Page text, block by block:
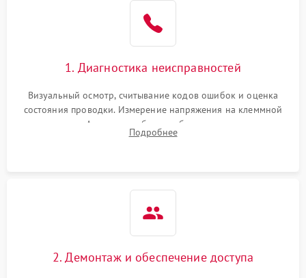
1. Диагностика неисправностей
Визуальный осмотр, считывание кодов ошибок и оценка
состояния проводки. Измерение напряжения на клеммной
колодке. Анализ жалоб на проблемы с нагревом,
конвекцией, панелью управления или блокировкой дверцы.
Подробнее
2. Демонтаж и обеспечение доступа